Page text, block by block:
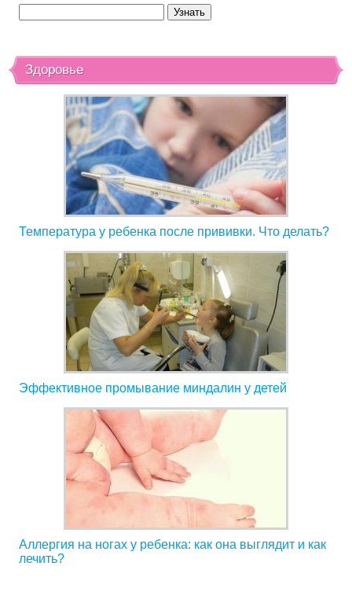
Здоровье
Температура у ребенка после прививки. Что делать?
Эффективное промывание миндалин у детей
Аллергия на ногах у ребенка: как она выглядит и как
лечить?